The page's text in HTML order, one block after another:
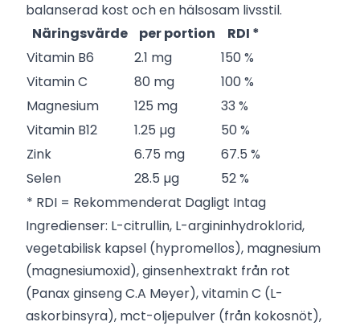
balanserad kost och en hälsosam livsstil.
Näringsvärde
per portion
RDI *
Vitamin B6
2.1 mg
150 %
Vitamin C
80 mg
100 %
Magnesium
125 mg
33 %
Vitamin B12
1.25 µg
50 %
Zink
6.75 mg
67.5 %
Selen
28.5 µg
52 %
* RDI = Rekommenderat Dagligt Intag
Ingredienser: L-citrullin, L-argininhydroklorid,
vegetabilisk kapsel (hypromellos), magnesium
(magnesiumoxid), ginsenhextrakt från rot
(Panax ginseng C.A Meyer), vitamin C (L-
askorbinsyra), mct-oljepulver (från kokosnöt),